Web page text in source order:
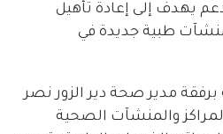
يهدف إلى إعادة تأهيل
طبية جديدة في
برفقة مدير صحة دير الزور نصر
والمنشآت الصحية